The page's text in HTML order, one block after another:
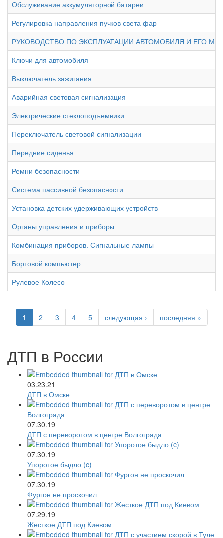
Обслуживание аккумуляторной батареи
Регулировка направления пучков света фар
РУКОВОДСТВО ПО ЭКСПЛУАТАЦИИ АВТОМОБИЛЯ И ЕГО
Ключи для автомобиля
Выключатель зажигания
Аварийная световая сигнализация
Электрические стеклоподъемники
Переключатель световой сигнализации
Передние сиденья
Ремни безопасности
Система пассивной безопасности
Установка детских удерживающих устройств
Органы управления и приборы
Комбинация приборов. Сигнальные лампы
Бортовой компьютер
Рулевое Колесо
1 2 3 4 5 следующая › последняя »
ДТП в России
03.23.21
ДТП в Омске
07.30.19
ДТП с переворотом в центре Волгограда
07.30.19
Упоротое быдло (c)
07.30.19
Фургон не проскочил
07.29.19
Жесткое ДТП под Киевом